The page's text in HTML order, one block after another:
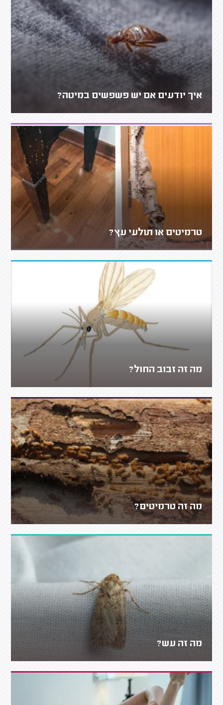
איך יודעים אם יש פשפשים במיטה?
טרמיטים או תולעי עץ?
מה זה זבוב החול?
מה זה טרמיטים?
מה זה עש?